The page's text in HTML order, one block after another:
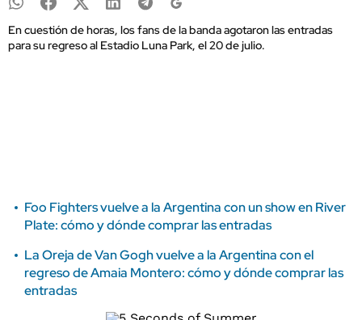
En cuestión de horas, los fans de la banda agotaron las entradas
para su regreso al Estadio Luna Park, el 20 de julio.
Foo Fighters vuelve a la Argentina con un show en River
Plate: cómo y dónde comprar las entradas
La Oreja de Van Gogh vuelve a la Argentina con el
regreso de Amaia Montero: cómo y dónde comprar las
entradas